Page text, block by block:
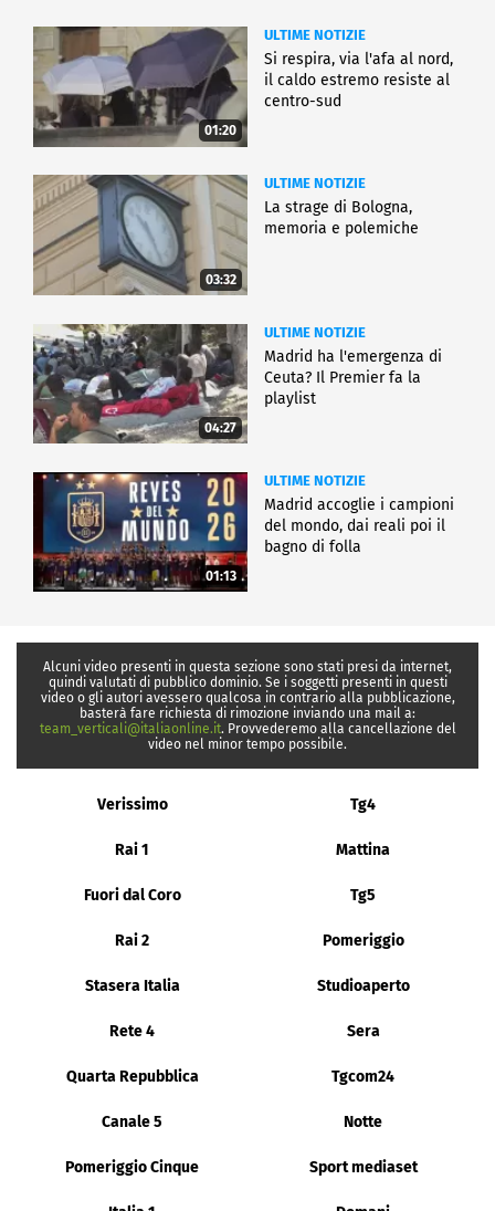
01:20
ULTIME NOTIZIE
Si respira, via l'afa al nord,
il caldo estremo resiste al
centro-sud
03:32
ULTIME NOTIZIE
La strage di Bologna,
memoria e polemiche
04:27
ULTIME NOTIZIE
Madrid ha l'emergenza di
Ceuta? Il Premier fa la
playlist
01:13
ULTIME NOTIZIE
Madrid accoglie i campioni
del mondo, dai reali poi il
bagno di folla
Alcuni video presenti in questa sezione sono stati presi da internet,
quindi valutati di pubblico dominio. Se i soggetti presenti in questi
video o gli autori avessero qualcosa in contrario alla pubblicazione,
basterà fare richiesta di rimozione inviando una mail a:
team_verticali@italiaonline.it. Provvederemo alla cancellazione del
video nel minor tempo possibile.
Verissimo Tg4
Rai 1 Mattina
Fuori dal Coro Tg5
Rai 2 Pomeriggio
Stasera Italia Studioaperto
Rete 4 Sera
Quarta Repubblica Tgcom24
Canale 5 Notte
Pomeriggio Cinque Sport mediaset